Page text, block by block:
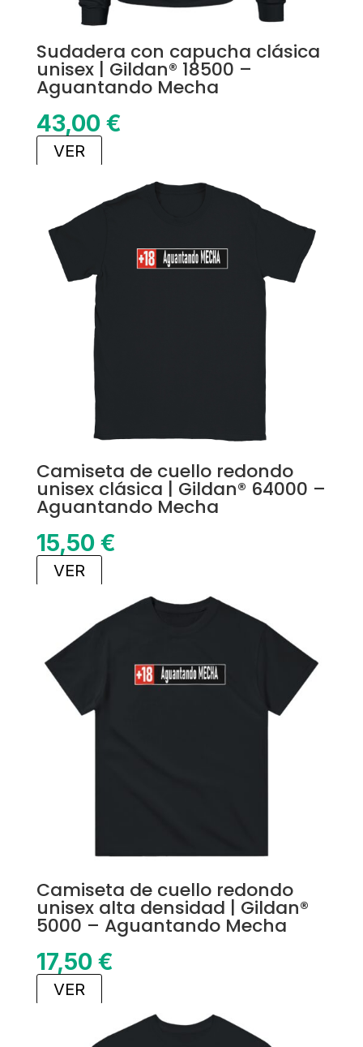
Sudadera con capucha clásica
unisex | Gildan® 18500 –
Aguantando Mecha
43,00 €
VER
Camiseta de cuello redondo
unisex clásica | Gildan® 64000 –
Aguantando Mecha
15,50 €
VER
Camiseta de cuello redondo
unisex alta densidad | Gildan®
5000 – Aguantando Mecha
17,50 €
VER